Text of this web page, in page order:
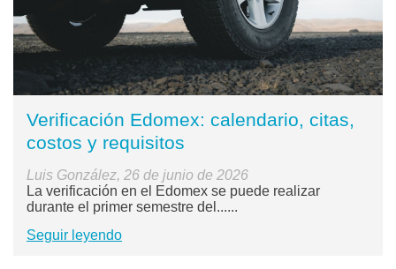
Verificación Edomex: calendario, citas,
costos y requisitos
Luis González, 26 de junio de 2026
La verificación en el Edomex se puede realizar
durante el primer semestre del......
Seguir leyendo